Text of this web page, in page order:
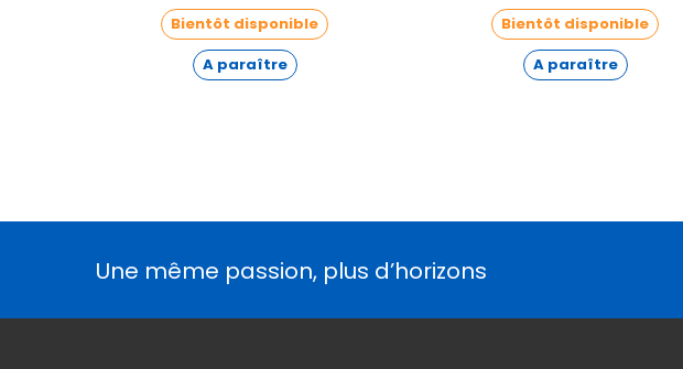
Bientôt disponible
A paraître
Bientôt disponible
A paraître
Une même passion, plus d’horizons